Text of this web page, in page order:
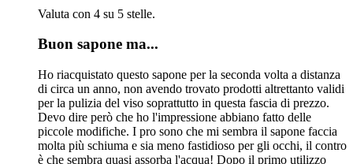
Valuta con 4 su 5 stelle.
Buon sapone ma...
Ho riacquistato questo sapone per la seconda volta a distanza
di circa un anno, non avendo trovato prodotti altrettanto validi
per la pulizia del viso soprattutto in questa fascia di prezzo.
Devo dire però che ho l'impressione abbiano fatto delle
piccole modifiche. I pro sono che mi sembra il sapone faccia
molta più schiuma e sia meno fastidioso per gli occhi, il contro
è che sembra quasi assorba l'acqua! Dopo il primo utilizzo